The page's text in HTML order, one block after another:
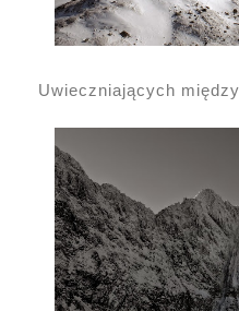
Uwieczniających